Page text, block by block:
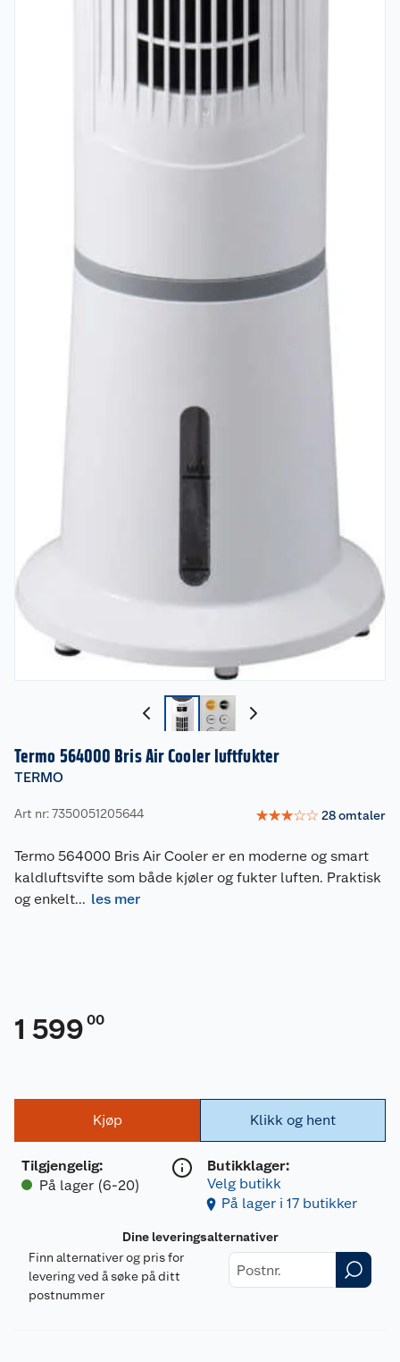
Termo 564000 Bris Air Cooler luftfukter
TERMO
Art nr: 7350051205644 ☆☆☆☆☆ 28omtaler
Termo 564000 Bris Air Cooler er en moderne og smart
kaldluftsvifte som både kjøler og fukter luften. Praktisk
og enkelt... les mer
1 599 00
Kjøp
Tilgjengelig:
På lager (6-20)
Klikk og hent
Butikklager:
Velg butikk
På lager i 17 butikker
Dine leveringsalternativer
Finn alternativer og pris for
levering ved å søke på ditt
postnummer